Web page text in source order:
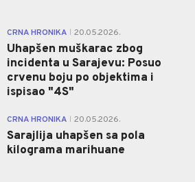
CRNA HRONIKA 20.05.2026.
Uhapšen muškarac zbog
incidenta u Sarajevu: Posuo
crvenu boju po objektima i
ispisao "4S"
CRNA HRONIKA 20.05.2026.
Sarajlija uhapšen sa pola
kilograma marihuane